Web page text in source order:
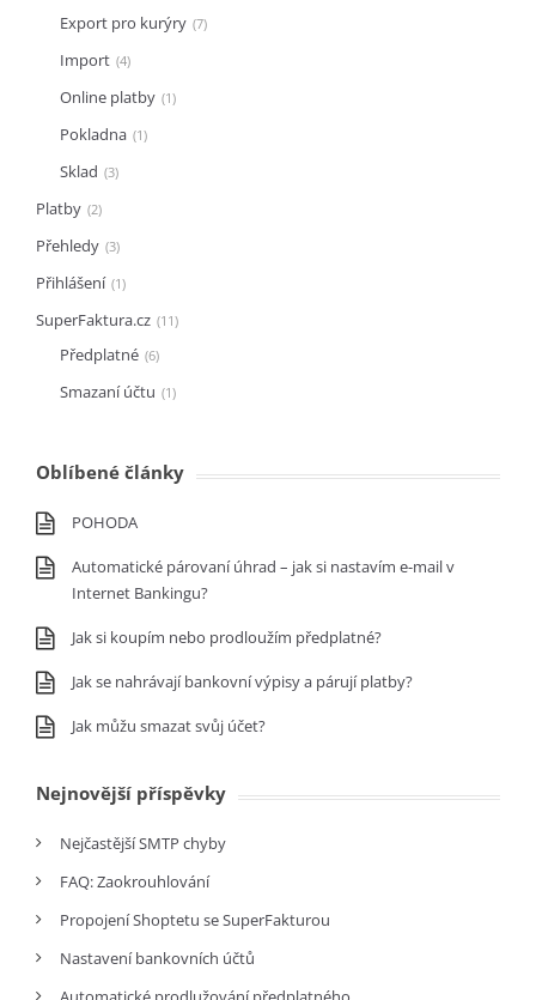
Export pro kurýry 7
Import 4
Online platby 1
Pokladna 1
Sklad 3
Platby 2
Přehledy 3
Přihlášení 1
SuperFaktura.cz 11
Předplatné 6
Smazaní účtu 1
Oblíbené články
POHODA
Automatické párovaní úhrad – jak si nastavím e-mail v
Internet Bankingu?
Jak si koupím nebo prodloužím předplatné?
Jak se nahrávají bankovní výpisy a párují platby?
Jak můžu smazat svůj účet?
Nejnovější příspěvky
Nejčastější SMTP chyby
FAQ: Zaokrouhlování
Propojení Shoptetu se SuperFakturou
Nastavení bankovních účtů